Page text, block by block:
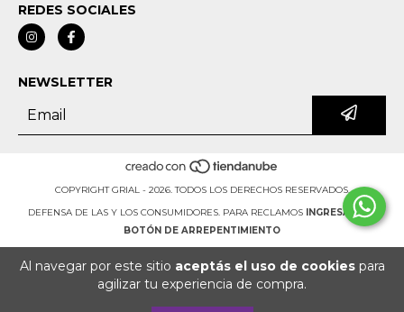
Al navegar por este sitio aceptás el uso de cookiespara
agilizar tu experiencia de compra.
REDES SOCIALES
NEWSLETTER
COPYRIGHT GRIAL - 2026. TODOS LOS DERECHOS RESERVADOS.
DEFENSA DE LAS Y LOS CONSUMIDORES. PARA RECLAMOS
INGRESÁ ACÁ.
BOTÓN DE ARREPENTIMIENTO